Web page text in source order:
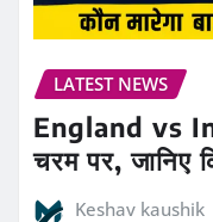
LATEST NEWS
England vs
चरम पर, जानिए
Keshav kaushik